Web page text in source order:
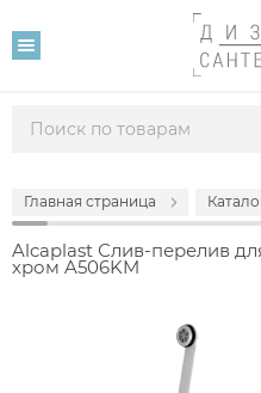
Главная страница
Alcaplast Слив-перелив
хром A506KM